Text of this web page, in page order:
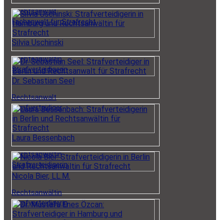
Rechtsanwalt
Fachanwalt für Strafrecht
Silvia Uschinski
Rechtsanwältin
Strafverteidigerin
Dr. Sebastian Seel
Rechtsanwalt
Strafverteidiger
Laura Bessenbach
Rechtsanwältin
Strafverteidigerin
Nicola Bier, LL.M.
Rechtsanwältin
Strafverteidigerin